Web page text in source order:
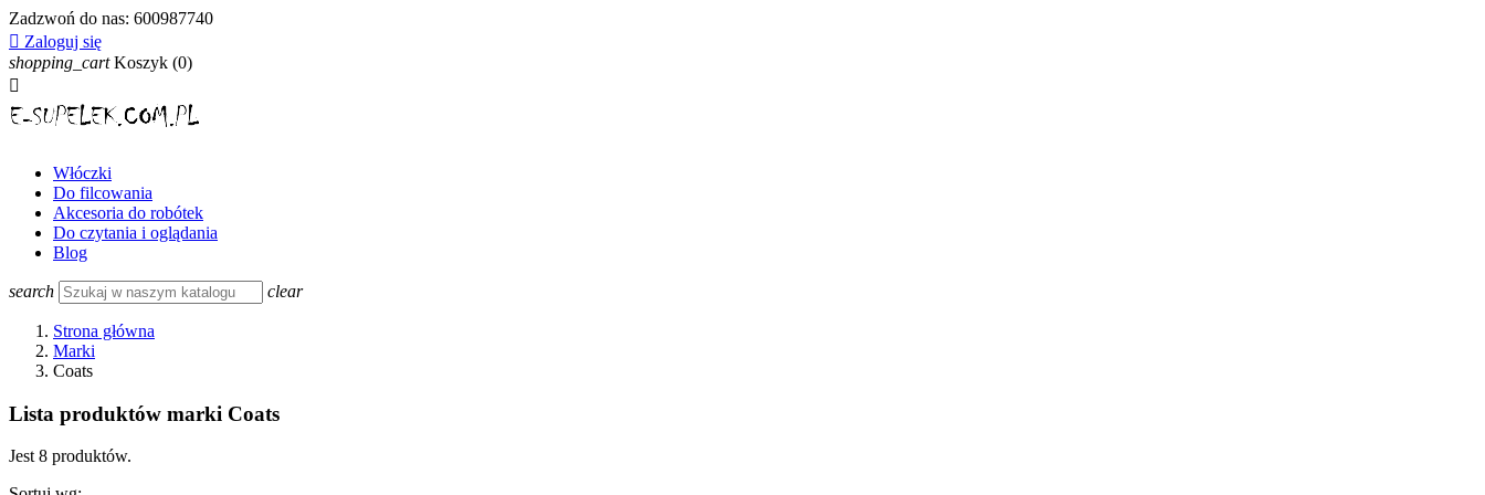
Zadzwoń do nas: 600987740
 Zaloguj się
shopping_cart Koszyk (0)

Włóczki
Do filcowania
Akcesoria do robótek
Do czytania i oglądania
Blog
search clear
Strona główna
Marki
Coats
Lista produktów marki Coats
Jest 8 produktów.